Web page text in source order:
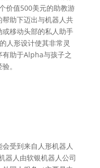
价值500美元的助教游
助下迈出与机器人共
移动头部的私人助手
人形设计使其非常灵
助于Alpha与孩子之
。
受到来自人形机器人
器人由软银机器人公司